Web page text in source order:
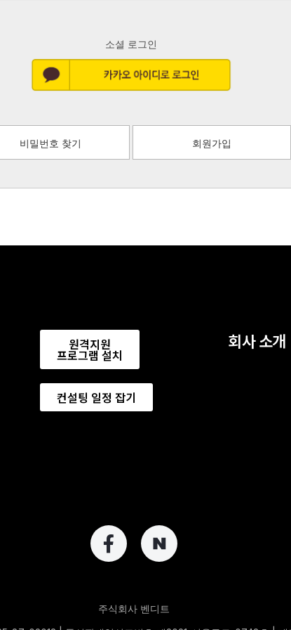
소셜 로그인
비밀번호 찾기 회원가입
원격지원
프로그램 설치
컨설팅 일정 잡기
회사 소개
주식회사 벤디트